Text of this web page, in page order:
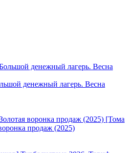
денежный лагерь. Весна
[Тома
продаж (2025)